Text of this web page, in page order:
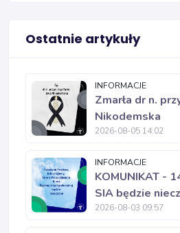
Ostatnie artykuły
INFORMACJE
Zmarła dr n.
Nikodemska
2026-08-05 14:02
INFORMACJE
KOMUNIKAT -
SIA będzie
2026-08-03 09:57